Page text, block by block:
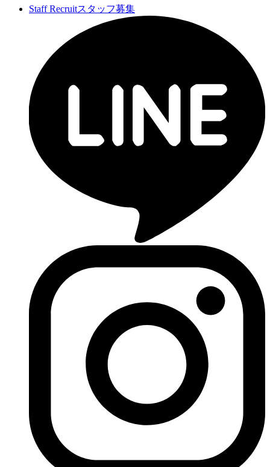
Staff Recruitスタッフ募集